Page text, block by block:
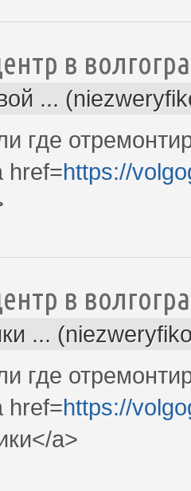
в
...
где
href=https://
в
...
где
href=https://
a>